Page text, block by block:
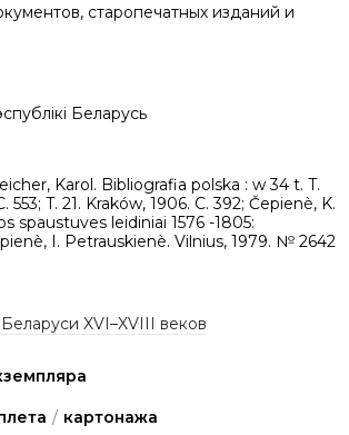
старопечатных изданий и
Беларусь
Karol. Bibliografia polska : w 34 t. T.
553; T. 21. Kraków, 1906. C. 392; Čepienè, K.
spaustuves leidiniai 1576 -1805:
I. Petrauskienè. Vilnius, 1979. № 2642
XVI–XVIII веков
/ картонажа